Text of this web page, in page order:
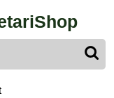
shopping